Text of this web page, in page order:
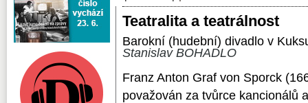
Teatralita a teatrálnost
Barokní (hudební) divadlo v
Stanislav BOHADLO
Franz Anton Graf von Sporck
považován za tvůrce kancionálů